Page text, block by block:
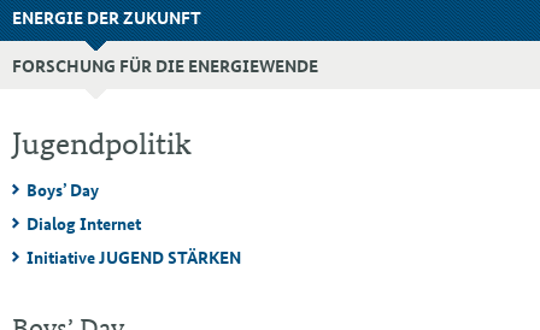
ENERGIE DER ZUKUNFT
FORSCHUNG FÜR DIE ENERGIEWENDE
Jugendpolitik
Boys’ Day
Dialog Internet
Initiative JUGEND STÄRKEN